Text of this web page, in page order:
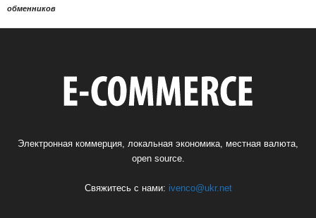
обменников
Электронная коммерция, локальная экономика, местная валюта,
open source.
Свяжитесь с нами: ivenco@ukr.net